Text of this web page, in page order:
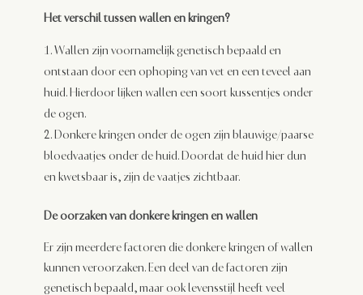
Het verschil tussen wallen en kringen?
Wallen zijn voornamelijk genetisch bepaald en
ontstaan door een ophoping van vet en een teveel aan
huid. Hierdoor lijken wallen een soort kussentjes onder
de ogen.
Donkere kringen onder de ogen zijn blauwige/paarse
bloedvaatjes onder de huid. Doordat de huid hier dun
en kwetsbaar is, zijn de vaatjes zichtbaar.
De oorzaken van donkere kringen en wallen
Er zijn meerdere factoren die donkere kringen of wallen
kunnen veroorzaken. Een deel van de factoren zijn
genetisch bepaald, maar ook levensstijl heeft veel